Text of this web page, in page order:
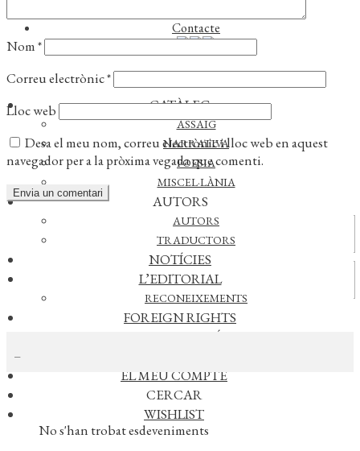
Contacte
CATÀLEG
ASSAIG
NARRATIVA
POESIA
MISCEL·LÀNIA
AUTORS
AUTORS
TRADUCTORS
NOTÍCIES
L’EDITORIAL
RECONEIXEMENTS
FOREIGN RIGHTS
DISTRIBUCIÓ
EL MEU COMPTE
CERCAR
WISHLIST
Nom*
Correu electrònic*
Lloc web
Desa el meu nom, correu electrònic i lloc web en aquest
navegador per a la pròxima vegada que comenti.
Actualitat
Vídeos
CERCAR NOTÍCIES
AGENDA
No s'han trobat esdeveniments